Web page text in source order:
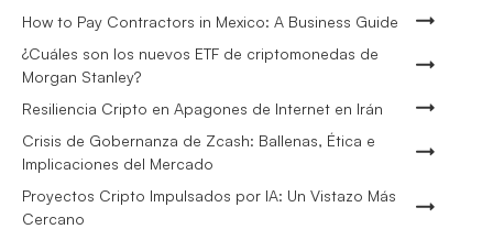
How to Pay Contractors in Mexico: A Business Guide
¿Cuáles son los nuevos ETF de criptomonedas de
Morgan Stanley?
Resiliencia Cripto en Apagones de Internet en Irán
Crisis de Gobernanza de Zcash: Ballenas, Ética e
Implicaciones del Mercado
Proyectos Cripto Impulsados por IA: Un Vistazo Más
Cercano